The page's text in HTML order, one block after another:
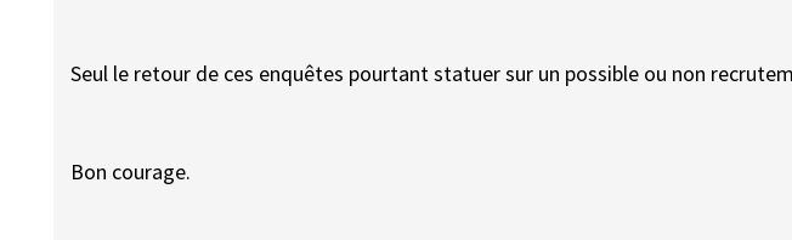
Seul le retour de ces enquêtes pourtant statuer sur un possible ou non
Bon courage.